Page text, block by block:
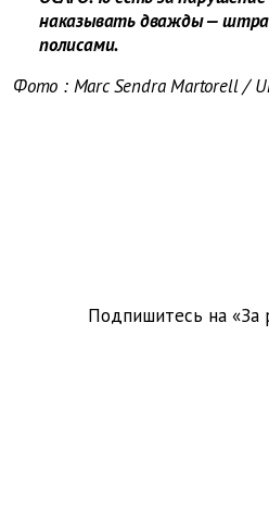
наказывать дважды —
полисами.
Фото : Marc Sendra Martorell /
Подпишитесь на «За